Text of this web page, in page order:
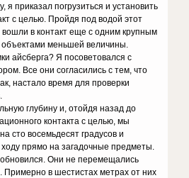
я приказал погрузиться и установить
с целью. Пройдя под водой этот
в контакт еще с одним крупным
меньшей величины.
айсберга? Я посоветовался с
Все они согласились с тем, что
настало время для проверки
глубину и, отойдя назад до
контакта с целью, мы
сто восемьдесят градусов и
прямо на загадочные предметы.
Они не перемещались
Примерно в шестистах метрах от них